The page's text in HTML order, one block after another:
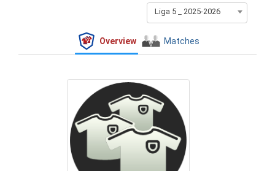
Liga 5 _ 2025-2026
Overview Matches